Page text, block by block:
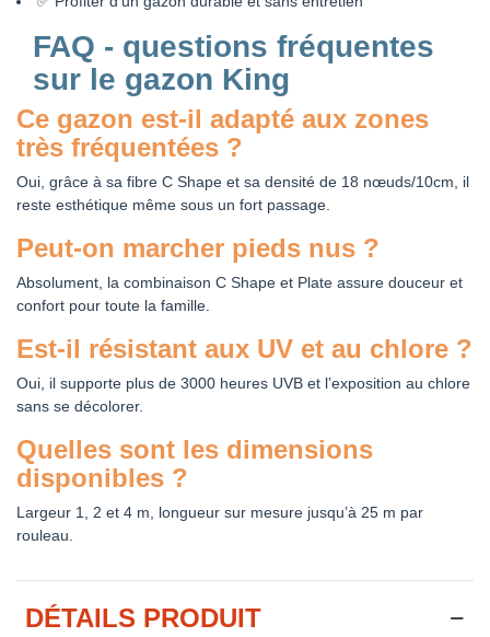
FAQ - questions fréquentes
sur le gazon King
Ce gazon est-il adapté aux zones
très fréquentées ?
Oui, grâce à sa fibre C Shape et sa densité de 18 nœuds/10cm, il
reste esthétique même sous un fort passage.
Peut-on marcher pieds nus ?
Absolument, la combinaison C Shape et Plate assure douceur et
confort pour toute la famille.
Est-il résistant aux UV et au chlore ?
Oui, il supporte plus de 3000 heures UVB et l’exposition au chlore
sans se décolorer.
Quelles sont les dimensions
disponibles ?
Largeur 1, 2 et 4 m, longueur sur mesure jusqu’à 25 m par
rouleau.
DÉTAILS PRODUIT